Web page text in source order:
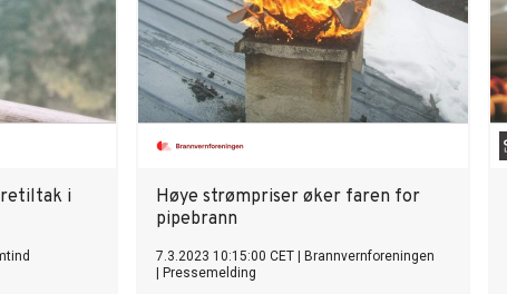
i
Høye strømpriser øker faren for
pipebrann
7.3.2023 10:15:00 CET
Brannvernforeningen
Pressemelding